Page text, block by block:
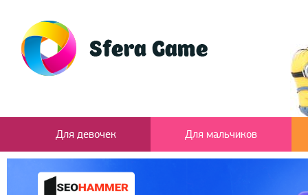
Для девочек Для мальчиков